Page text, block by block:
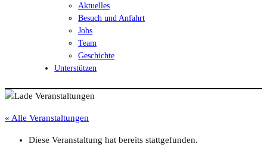
Aktuelles
Besuch und Anfahrt
Jobs
Team
Geschichte
Unterstützen
« Alle Veranstaltungen
Diese Veranstaltung hat bereits stattgefunden.